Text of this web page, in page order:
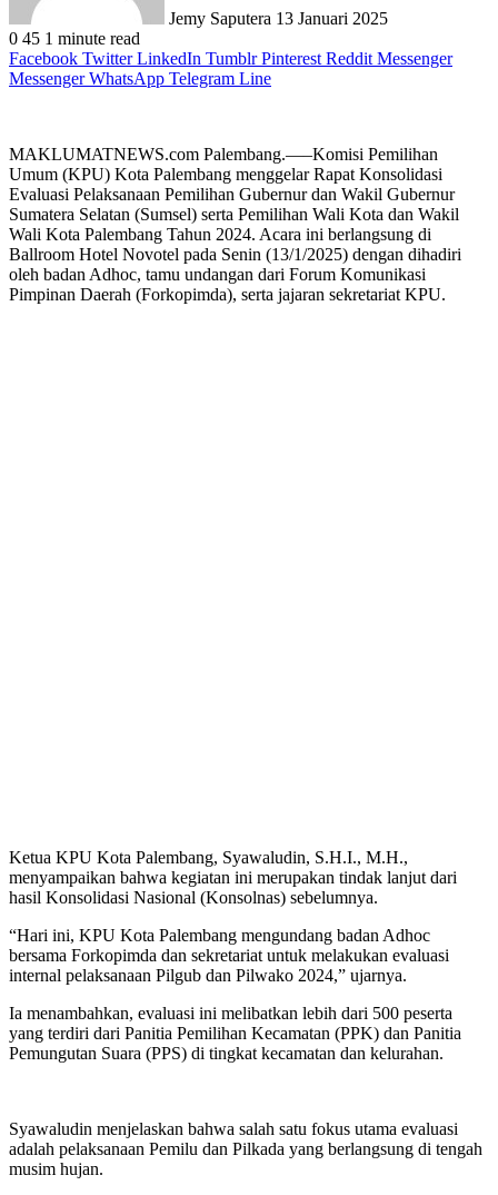
Jemy Saputera 13 Januari 2025
0 45 1 minute read
Facebook Twitter LinkedIn Tumblr Pinterest Reddit Messenger
Messenger WhatsApp Telegram Line
MAKLUMATNEWS.com Palembang.—–Komisi Pemilihan
Umum (KPU) Kota Palembang menggelar Rapat Konsolidasi
Evaluasi Pelaksanaan Pemilihan Gubernur dan Wakil Gubernur
Sumatera Selatan (Sumsel) serta Pemilihan Wali Kota dan Wakil
Wali Kota Palembang Tahun 2024. Acara ini berlangsung di
Ballroom Hotel Novotel pada Senin (13/1/2025) dengan dihadiri
oleh badan Adhoc, tamu undangan dari Forum Komunikasi
Pimpinan Daerah (Forkopimda), serta jajaran sekretariat KPU.
Ketua KPU Kota Palembang, Syawaludin, S.H.I., M.H.,
menyampaikan bahwa kegiatan ini merupakan tindak lanjut dari
hasil Konsolidasi Nasional (Konsolnas) sebelumnya.
“Hari ini, KPU Kota Palembang mengundang badan Adhoc
bersama Forkopimda dan sekretariat untuk melakukan evaluasi
internal pelaksanaan Pilgub dan Pilwako 2024,” ujarnya.
Ia menambahkan, evaluasi ini melibatkan lebih dari 500 peserta
yang terdiri dari Panitia Pemilihan Kecamatan (PPK) dan Panitia
Pemungutan Suara (PPS) di tingkat kecamatan dan kelurahan.
Syawaludin menjelaskan bahwa salah satu fokus utama evaluasi
adalah pelaksanaan Pemilu dan Pilkada yang berlangsung di tengah
musim hujan.